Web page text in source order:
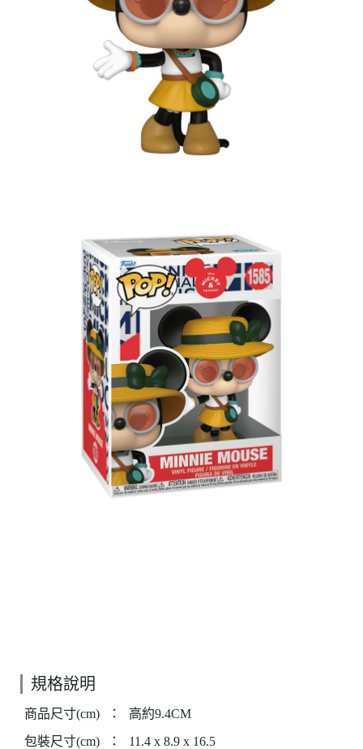
規格說明
商品尺寸(cm) ：
高約9.4CM
包裝尺寸(cm)
：
11.4 x 8.9 x 16.5